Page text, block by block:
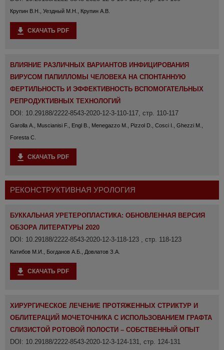
Крупин В.Н., Уездный М.Н., Крупин А.В.
СКАЧАТЬ PDF
ВЛИЯНИЕ РАЗЛИЧНЫХ ВАРИАНТОВ ИНФИЦИРОВАНИЯ
ВИРУСОМ ПАПИЛЛОМЫ ЧЕЛОВЕКА НА СПОНТАННУЮ
ФЕРТИЛЬНОСТЬ И ЭФФЕКТИВНОСТЬ ВСПОМОГАТЕЛЬНЫХ
РЕПРОДУКТИВНЫХ ТЕХНОЛОГИЙ
DOI: 10.29188/2222-8543-2020-12-3-110-117, стр. 110-117
Garolla А., Muscianisi F., Engl B., Menegazzo M., Pizzol D., Cosci I., Ghezzi M.,
Foresta C.
СКАЧАТЬ PDF
РЕКОНСТРУКТИВНАЯ УРОЛОГИЯ
БУККАЛЬНАЯ УРЕТЕРОПЛАСТИКА: ОБНОВЛЕННАЯ ВЕРСИЯ
ОБЗОРА ЛИТЕРАТУРЫ 2020
DOI: 10.29188/2222-8543-2020-12-3-118-123 , стр. 118-123
Катибов М.И., Богданов А.Б., Довлатов З.А.
СКАЧАТЬ PDF
ХИРУРГИЧЕСКОЕ ЛЕЧЕНИЕ ПРОТЯЖЕННЫХ СТРИКТУР И
ОБЛИТЕРАЦИЙ МОЧЕТОЧНИКА С ИСПОЛЬЗОВАНИЕМ ГРАФТА
СЛИЗИСТОЙ РОТОВОЙ ПОЛОСТИ – СОБСТВЕННЫЙ ОПЫТ
DOI: 10.29188/2222-8543-2020-12-3-124-131, стр. 124-131